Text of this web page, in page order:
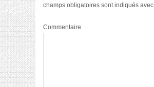
champs obligatoires sont indiqués avec
Commentaire